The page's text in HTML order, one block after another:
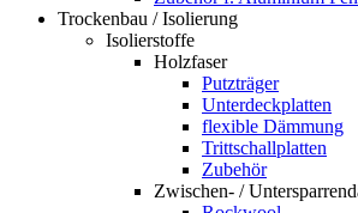
Trockenbau / Isolierung
Isolierstoffe
Holzfaser
Putzträger
Unterdeckplatten
flexible Dämmung
Trittschallplatten
Zubehör
Zwischen- /